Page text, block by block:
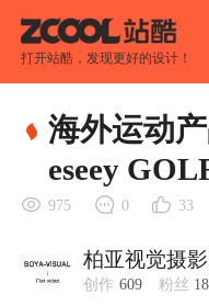
打开站酷，发现更好的设计！
海外运动
eseey
975 0 33
柏亚视觉摄影
创作 609 粉丝